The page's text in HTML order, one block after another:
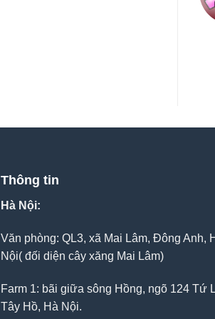
Thông tin
Hà Nội:
Văn phòng: QL3, xã Mai Lâm, Đông Anh,
Nội( đối diện cây xăng Mai Lâm)
Farm 1: bãi giữa sông Hồng, ngõ 124 Tứ
Tây Hồ, Hà Nội.